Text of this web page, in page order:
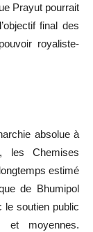
Prayut pourrait
final des
royaliste-
absolue à
les Chemises
estimé
de Bhumipol
le soutien public
et moyennes.